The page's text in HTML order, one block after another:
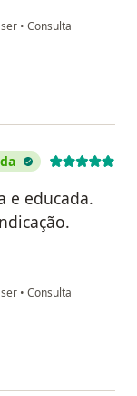
• Consulta
e educada.
• Consulta